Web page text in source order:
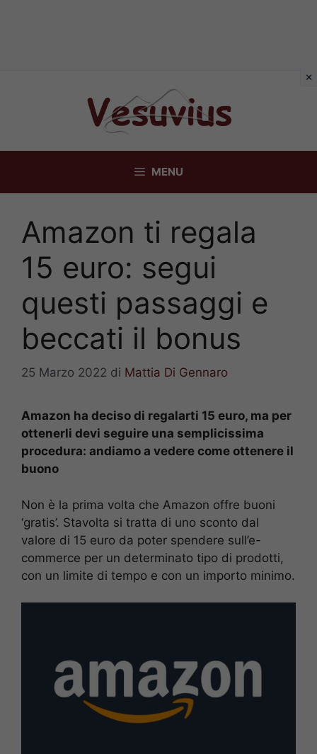
MENU
Amazon ti regala
15 euro: segui
questi passaggi e
beccati il bonus
25 Marzo 2022 di Mattia Di Gennaro
Amazon ha deciso di regalarti 15 euro, ma per
ottenerli devi seguire una semplicissima
procedura: andiamo a vedere come ottenere il
buono
Non è la prima volta che Amazon offre buoni
‘gratis’. Stavolta si tratta di uno sconto dal
valore di 15 euro da poter spendere sull’e-
commerce per un determinato tipo di prodotti,
con un limite di tempo e con un importo minimo.